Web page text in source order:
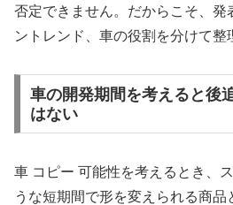
否定できません。だからこそ、発
ントレンド、車の役割を分けて整
車の開発期間を考えると後
はない
車 コピー 可能性を考えるとき、
うな短期間で形を変えられる商品